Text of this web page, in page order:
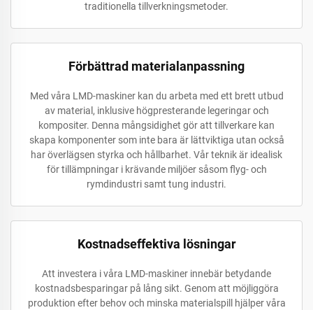
traditionella tillverkningsmetoder.
Förbättrad materialanpassning
Med våra LMD-maskiner kan du arbeta med ett brett utbud
av material, inklusive högpresterande legeringar och
kompositer. Denna mångsidighet gör att tillverkare kan
skapa komponenter som inte bara är lättviktiga utan också
har överlägsen styrka och hållbarhet. Vår teknik är idealisk
för tillämpningar i krävande miljöer såsom flyg- och
rymdindustri samt tung industri.
Kostnadseffektiva lösningar
Att investera i våra LMD-maskiner innebär betydande
kostnadsbesparingar på lång sikt. Genom att möjliggöra
produktion efter behov och minska materialspill hjälper våra